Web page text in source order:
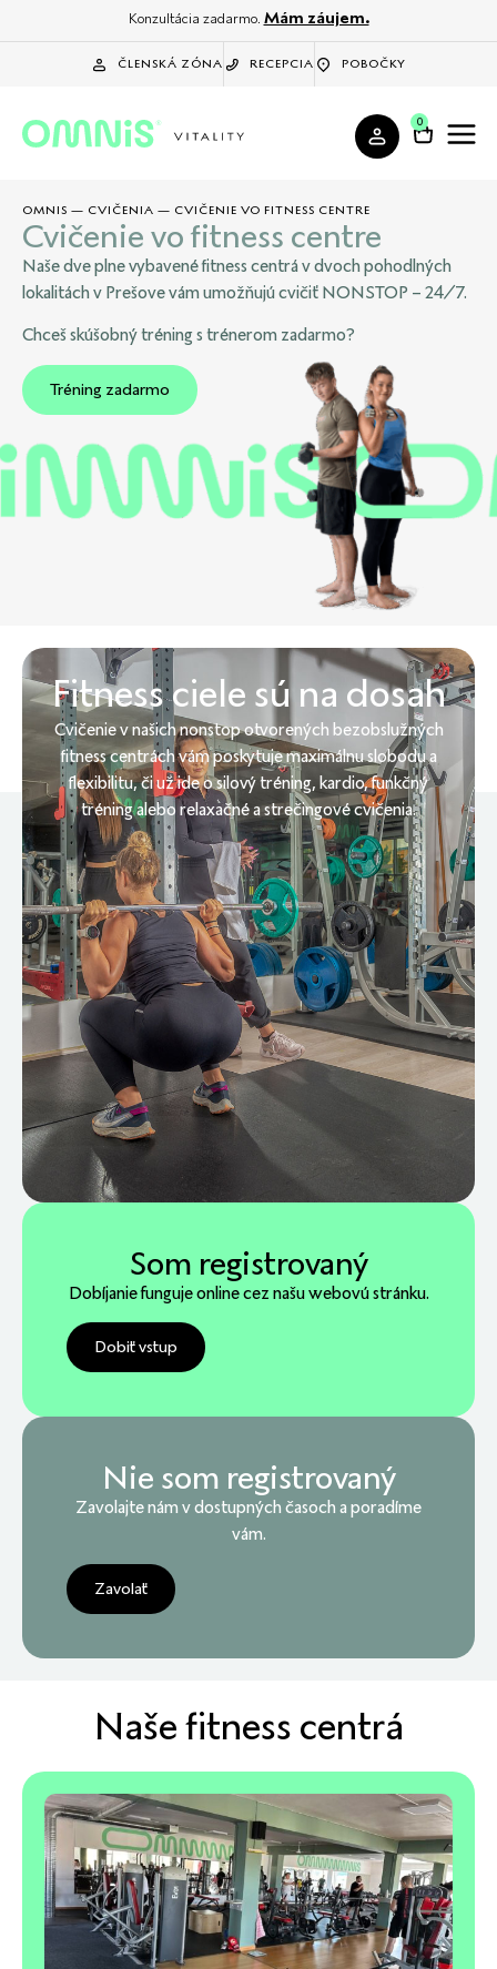
Konzultácia zadarmo. Mám záujem.
ČLENSKÁ ZÓNA RECEPCIA POBOČKY
0
OMNIS — CVIČENIA — CVIČENIE VO FITNESS CENTRE
Cvičenie vo fitness centre
Naše dve plne vybavené fitness centrá v dvoch pohodlných
lokalitách v Prešove vám umožňujú cvičiť NONSTOP – 24/7.
Chceš skúšobný tréning s trénerom zadarmo?
Tréning zadarmo
Fitness ciele sú na dosah
Cvičenie v našich nonstop otvorených bezobslužných
fitness centrách vám poskytuje maximálnu slobodu a
flexibilitu, či už ide o silový tréning, kardio, funkčný
tréning alebo relaxačné a strečingové cvičenia.
Som registrovaný
Dobíjanie funguje online cez našu webovú stránku.
Dobiť vstup
Nie som registrovaný
Zavolajte nám v dostupných časoch a poradíme
vám.
Zavolať
Naše fitness centrá